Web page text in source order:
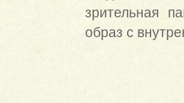
зрительная
образ с